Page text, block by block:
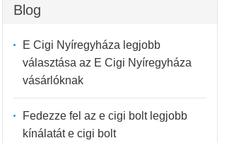
Blog
E Cigi Nyíregyháza legjobb
választása az E Cigi Nyíregyháza
vásárlóknak
Fedezze fel az e cigi bolt legjobb
kínálatát e cigi bolt